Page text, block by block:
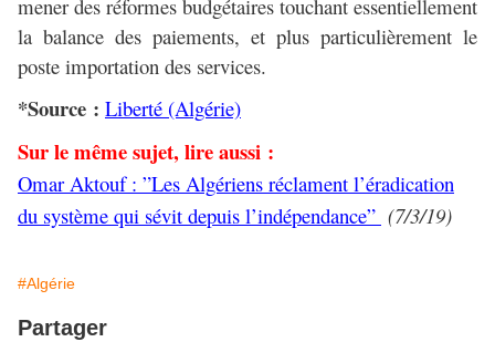
mener des réformes budgétaires touchant essentiellement
la balance des paiements, et plus particulièrement le
poste importation des services.
*Source : Liberté (Algérie)
Sur le même sujet, lire aussi :
Omar Aktouf : ”Les Algériens réclament l’éradication
du système qui sévit depuis l’indépendance” (7/3/19)
#Algérie
Partager